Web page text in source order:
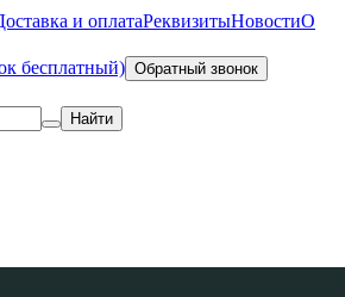
и оплатаРеквизитыНовостиО
бесплатный) Обратный звонок
Найти